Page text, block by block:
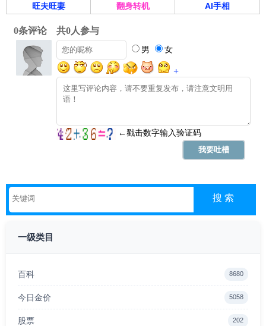
旺夫旺妻
翻身转机 AI手相
一级类目
百科 8680
今日金价 5058
股票 202